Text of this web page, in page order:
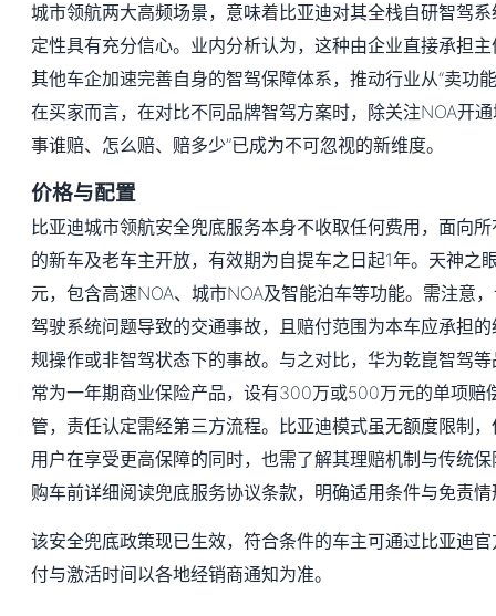
城市领航两大高频场景，意味着比亚迪对其全栈自研智驾
定性具有充分信心。业内分析认为，这种由企业直接承担
其他车企加速完善自身的智驾保障体系，推动行业从“卖功
在买家而言，在对比不同品牌智驾方案时，除关注NOA开
事谁赔、怎么赔、赔多少”已成为不可忽视的新维度。
价格与配置
比亚迪城市领航安全兜底服务本身不收取任何费用，面向
的新车及老车主开放，有效期为自提车之日起1年。天神之
元，包含高速NOA、城市NOA及智能泊车等功能。需注意
驾驶系统问题导致的交通事故，且赔付范围为本车应承担
规操作或非智驾状态下的事故。与之对比，华为乾崑智驾
常为一年期商业保险产品，设有300万或500万元的单项赔
管，责任认定需经第三方流程。比亚迪模式虽无额度限制
用户在享受更高保障的同时，也需了解其理赔机制与传统
购车前详细阅读兜底服务协议条款，明确适用条件与免责
该安全兜底政策现已生效，符合条件的车主可通过比亚迪
付与激活时间以各地经销商通知为准。